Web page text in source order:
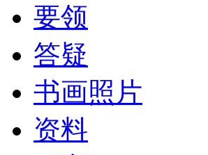
要领
答疑
书画照片
资料